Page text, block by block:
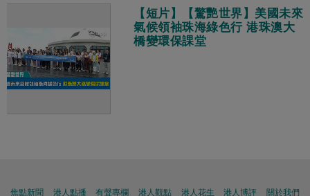
【短片】【驚艷世界】美國未來
氣候領袖珠海綠色行 港珠澳大
橋變環保課堂
焦點新聞 港人點播
有聲專欄
港人觀點
港人花生
港人博評
關於我們